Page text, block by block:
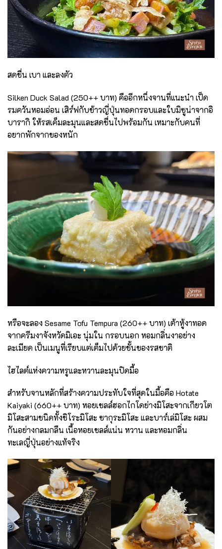
สดชื่น เบา และลงตัว
Silken Duck Salad (250++ บาท) คืออีกหนึ่งจานที่แนะนำ เป็ด
รมควันหอมอ่อน เสิร์ฟกับข้าวญี่ปุ่นทอดกรอบและใบมิซูน่าจากอิ
บารากิ ให้รสเค็มละมุนและสดชื่นไปพร้อมกัน เหมาะกับคนที่
อยากพักจากของหนัก
หรือจะลอง Sesame Tofu Tempura (260++ บาท) เต้าหู้งาทอด
จากครีมงาจังหวัดมิเอะ นุ่มใน กรอบนอก หอมกลิ่นงาอย่าง
ละเมียด เป็นเมนูที่เรียบแต่เต็มไปด้วยชั้นของรสชาติ
ไฮไลต์แห่งความหรูและหวานละมุนปิดมื้อ
สำหรับจานหลักที่สร้างความประทับใจที่สุดในมื้อคือ Hotate
Kaiyaki (660++ บาท) หอยเชลล์ฮอกไกโดย่างมิโสะจากเกียวโต
มิโสะสามชนิดทั้งชิโระมิโสะ ซากุระมิโสะ และบาร์เล่มิโสะ ผสม
กันอย่างกลมกลืน เนื้อหอยเชลล์แน่น หวาน และหอมกลิ่น
ทะเลญี่ปุ่นอย่างแท้จริง